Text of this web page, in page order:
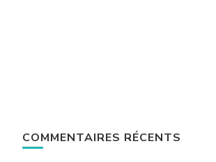
COMMENTAIRES RÉCENTS